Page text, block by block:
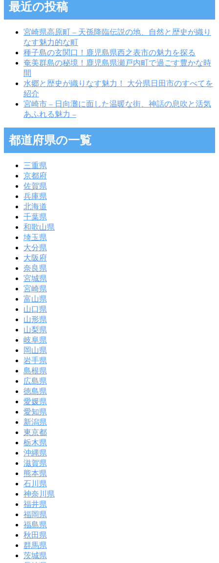
最近の投稿
宮崎県高原町 – 天孫降臨伝説の地、自然と歴史が織り
なす魅力的な町
種子島の玄関口！鹿児島県西之表市の魅力を探る
奄美群島の秘境！鹿児島県瀬戸内町で過ごす豊かな時
間
水郷と歴史が織りなす魅力！ 大分県日田市のすべてを
紹介
宮崎市 – 日向灘に面した温暖な街、神話の息吹と活気
あふれる魅力 –
都道府県の一覧
三重県
京都府
佐賀県
兵庫県
北海道
千葉県
和歌山県
埼玉県
大分県
大阪府
奈良県
宮城県
宮崎県
富山県
山口県
山形県
山梨県
岐阜県
岡山県
岩手県
島根県
広島県
徳島県
愛媛県
愛知県
新潟県
東京都
栃木県
沖縄県
滋賀県
熊本県
石川県
神奈川県
福井県
福岡県
福島県
秋田県
群馬県
茨城県